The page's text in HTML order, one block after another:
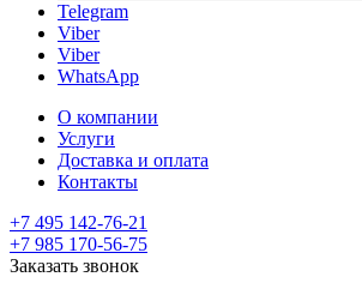
Telegram
Viber
Viber
WhatsApp
О компании
Услуги
Доставка и оплата
Контакты
+7 495 142-76-21
+7 985 170-56-75
Заказать звонок